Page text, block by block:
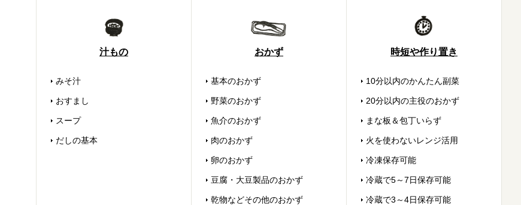
汁もの
みそ汁
おすまし
スープ
だしの基本
おかず
基本のおかず
野菜のおかず
魚介のおかず
肉のおかず
卵のおかず
豆腐・大豆製品のおかず
乾物などその他のおかず
時短や作り置き
10分以内のかんたん副菜
20分以内の主役のおかず
まな板＆包丁いらず
火を使わないレンジ活用
冷凍保存可能
冷蔵で5～7日保存可能
冷蔵で3～4日保存可能